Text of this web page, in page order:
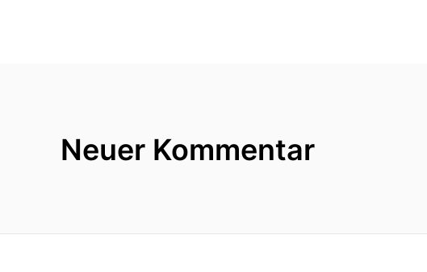
Neuer Kommentar